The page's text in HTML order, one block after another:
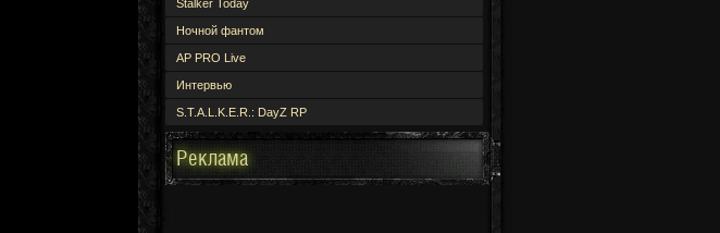
Stalker Today
Ночной фантом
AP PRO Live
Интервью
S.T.A.L.K.E.R.: DayZ RP
Реклама